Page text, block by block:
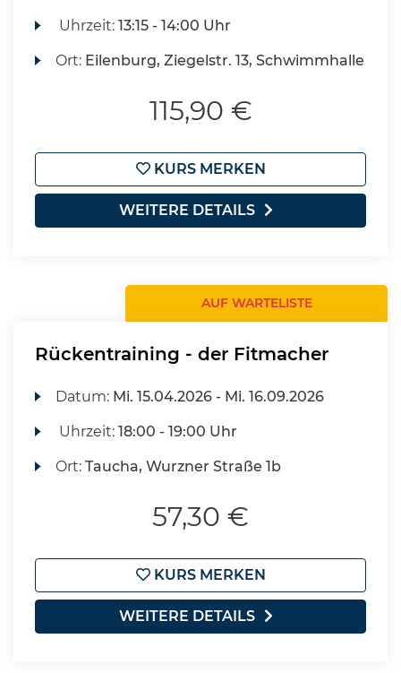
Uhrzeit:13:15 - 14:00 Uhr
Ort: Eilenburg, Ziegelstr. 13, Schwimmhalle
115,90 €
KURS MERKEN
WEITERE DETAILS
AUF WARTELISTE
Rückentraining - der Fitmacher
Datum: Mi. 15.04.2026 - Mi. 16.09.2026
Uhrzeit:18:00 - 19:00 Uhr
Ort:Taucha, Wurzner Straße 1b
57,30 €
KURS MERKEN
WEITERE DETAILS